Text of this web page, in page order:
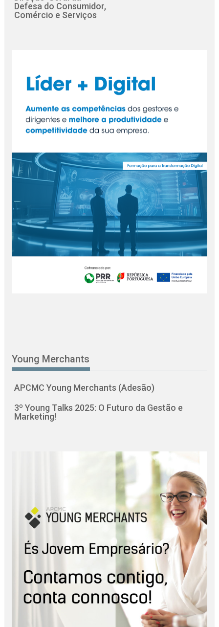
Defesa do Consumidor,
Comércio e Serviços
Young Merchants
APCMC Young Merchants (Adesão)
3º Young Talks 2025: O Futuro da Gestão e
Marketing!